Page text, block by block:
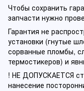
Чтобы сохранить
запчасти нужно
Гарантия не
установки (гнутые
сорванные пломбы,
термостикеров) и
! НЕ ДОПУСКАЕТСЯ
нанесение